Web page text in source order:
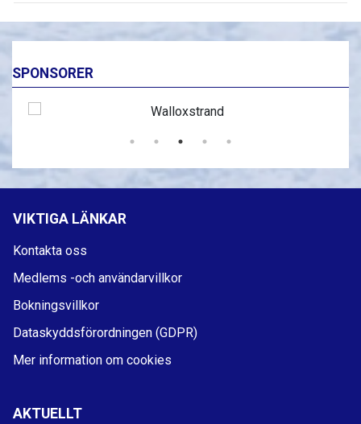
SPONSORER
VIKTIGA LÄNKAR
Kontakta oss
Medlems -och användarvillkor
Bokningsvillkor
Dataskyddsförordningen (GDPR)
Mer information om cookies
AKTUELLT